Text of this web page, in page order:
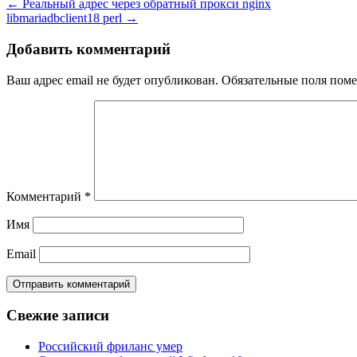
← Реальный адрес через обратный прокси nginx
libmariadbclient18 perl →
Добавить комментарий
Ваш адрес email не будет опубликован. Обязательные поля
Комментарий *
Имя
Email
Свежие записи
Российский фриланс умер